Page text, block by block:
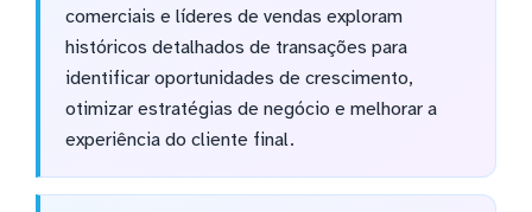
comerciais e líderes de vendas exploram
históricos detalhados de transações para
identificar oportunidades de crescimento,
otimizar estratégias de negócio e melhorar a
experiência do cliente final.